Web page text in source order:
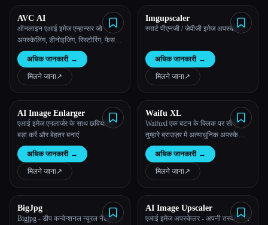
सभी श्रेणियाँ
हमारे बारे में
AVC AI
ऑनलाइन एआई इमेज एन्हान्सर जो
अपस्केलिंग, डीनोइजिंग, रिस्टोरिंग, फेस
रिफाइनमेंट, और बहुत कुछ करके फोटो की
गुणवत्ता में सुधार करता है
अधिक जानकारी →
मिलने जाना↗︎
Imgupscaler
स्मार्ट पीएनजी / जेपीजी इमेज अपस्केलर
अधिक जानकारी →
मिलने जाना↗︎
AI Image Enlarger
एआई इमेज एनलार्जर के साथ छवियों को
बड़ा करें और बेहतर बनाएं
अधिक जानकारी →
मिलने जाना↗︎
Waifu XL
Waifuxl एक बटन के क्लिक पर सीधे
तुम्हारे ब्राउज़र में अत्याधुनिक अपस्केलिंग
प्रदान करता है।
अधिक जानकारी →
मिलने जाना↗︎
BigJpg
Bigjpg - डीप कन्वेन्शनल न्यूरल नेटवर्क
AI Image Upscaler
एआई इमेज अपस्केलर - अपनी तस्वीरों को